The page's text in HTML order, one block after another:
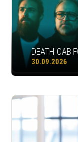
DEATH CAB
30.09.2026